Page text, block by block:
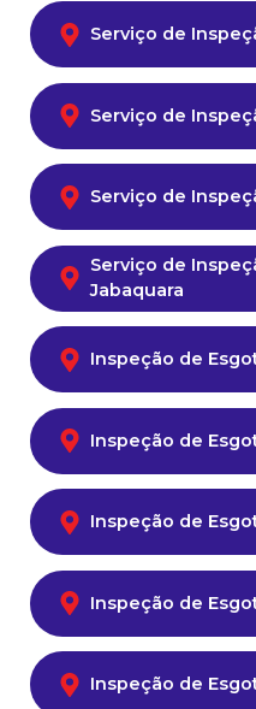
Serviço de
Serviço de
Serviço de
Serviço de
Jabaquara
Inspeção de
Inspeção de
Inspeção de
Inspeção de
Inspeção de